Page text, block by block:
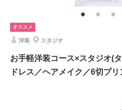
全部で4着選べるので、白無垢＆色打掛
み合わせはいかが？親御さんもお呼びし
日楽しみながら撮影しまょう♪
このプランで撮影可能な撮影レポート
撮影日：
オススメ
洋装 スタジオ
お手軽洋装コース×スタジオ(
ドレス／ヘアメイク／6切プ